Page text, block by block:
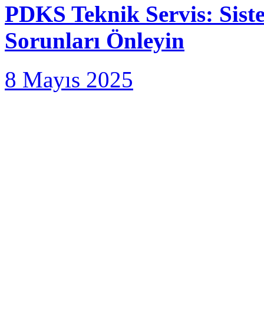
PDKS Teknik Servis:
Sorunları Önleyin
8 Mayıs 2025